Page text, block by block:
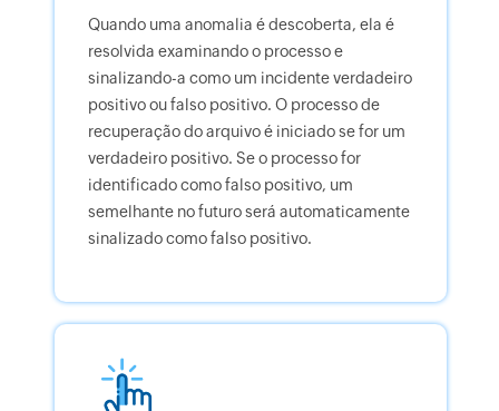
Quando uma anomalia é descoberta, ela é
resolvida examinando o processo e
sinalizando-a como um incidente verdadeiro
positivo ou falso positivo. O processo de
recuperação do arquivo é iniciado se for um
verdadeiro positivo. Se o processo for
identificado como falso positivo, um
semelhante no futuro será automaticamente
sinalizado como falso positivo.